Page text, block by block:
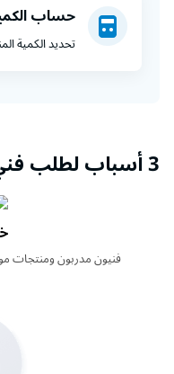
حساب
تحديد الكمية
3 أسباب لطلب فني دهان محترف
فنيون مدربون ومنتجات